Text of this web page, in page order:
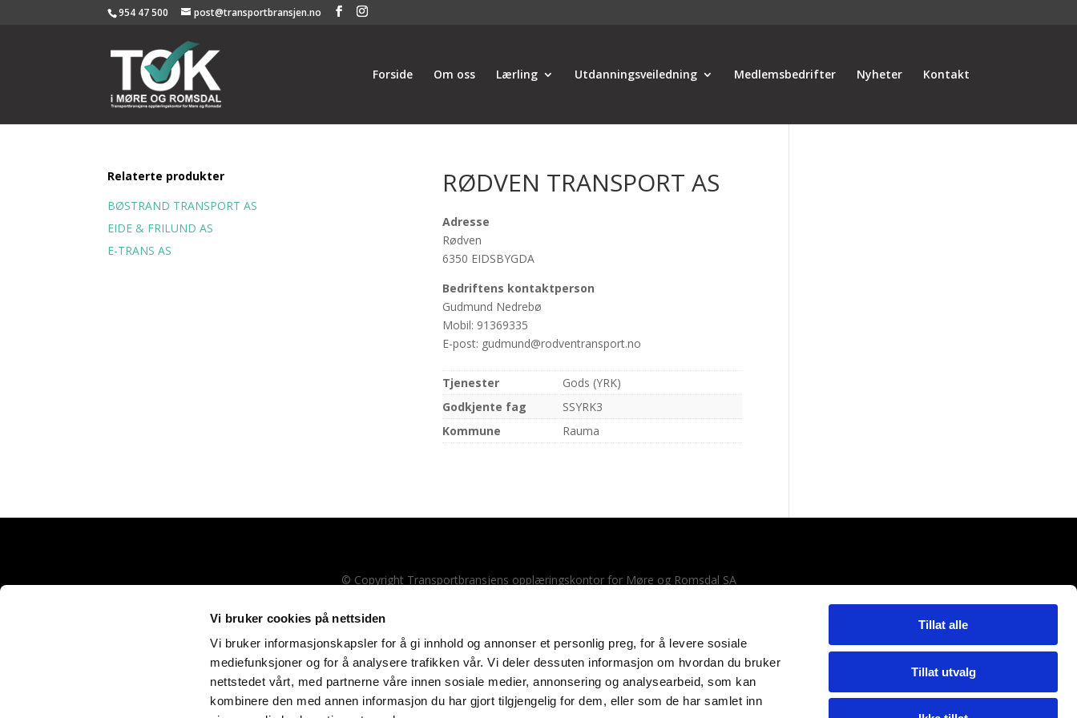
Vi bruker cookies på nettsiden
Vi bruker informasjonskapsler for å gi innhold og annonser et personlig preg, for å levere sosiale
mediefunksjoner og for å analysere trafikken vår. Vi deler dessuten informasjon om hvordan du bruker
nettstedet vårt, med partnerne våre innen sosiale medier, annonsering og analysearbeid, som kan
kombinere den med annen informasjon du har gjort tilgjengelig for dem, eller som de har samlet inn
Tillat alle
Tillat utvalg
954 47 500 post@transportbransjen.no
Forside Om oss Lærling Utdanningsveiledning Medlemsbedrifter Nyheter Kontakt
Relaterte produkter
BØSTRAND TRANSPORT AS
EIDE & FRILUND AS
E-TRANS AS
RØDVEN TRANSPORT AS
Adresse
Rødven
6350 EIDSBYGDA
Bedriftens kontaktperson
Gudmund Nedrebø
Mobil: 91369335
E-post: gudmund@rodventransport.no
Tjenester
Gods (YRK)
Godkjente fag
SSYRK3
Kommune
Rauma
© Copyright Transportbransjens opplæringskontor for Møre og Romsdal SA
Laget av BK onCode